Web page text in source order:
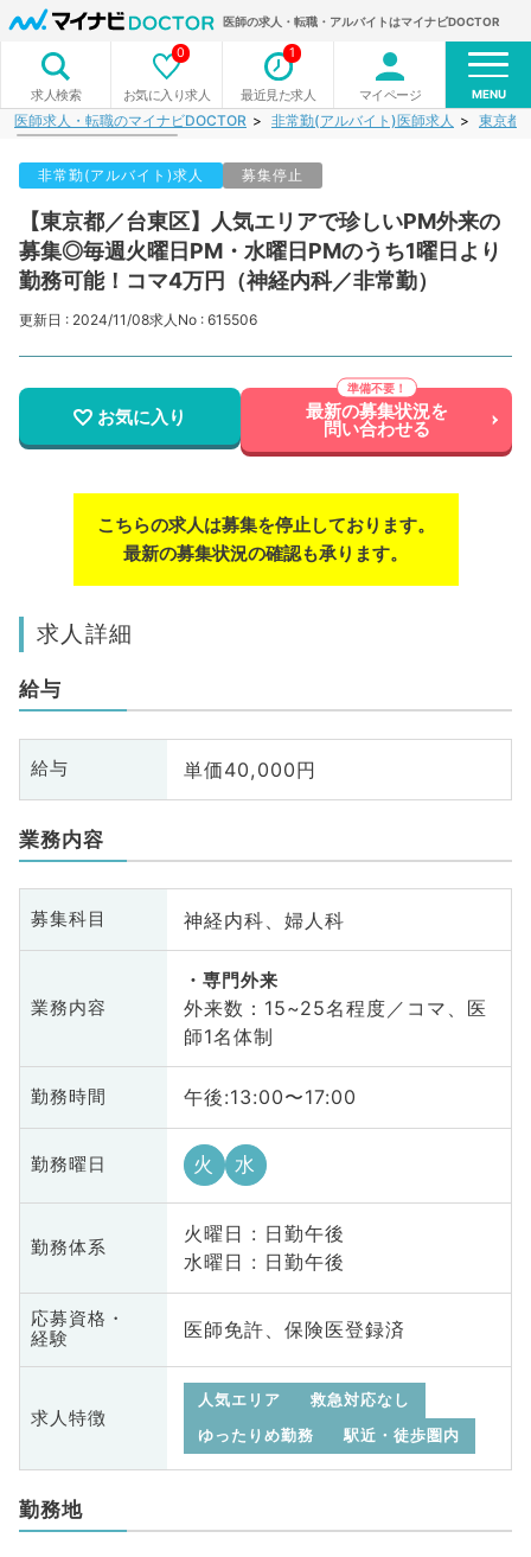
医師の求人・転職・アルバイトはマイナビDOCTOR
求人検索 お気に入り求人
0
最近見た求人
1
マイページ MENU
医師求人・転職のマイナビDOCTOR 非常勤(アルバイト)医師求人 東京都
非常勤(アルバイト)求人 募集停止
【東京都／台東区】人気エリアで珍しいPM外来の
募集◎毎週火曜日PM・水曜日PMのうち1曜日より
勤務可能！コマ4万円（神経内科／非常勤）
更新日 : 2024/11/08求人No : 615506
お気に入り 最新の募集状況を
問い合わせる
こちらの求人は募集を停止しております。
最新の募集状況の確認も承ります。
求人詳細
給与
給与 単価40,000円
業務内容
募集科目 神経内科、婦人科
業務内容
専門外来
外来数：15~25名程度／コマ、医
師1名体制
勤務時間 午後:13:00〜17:00
勤務曜日 火 水
勤務体系
火曜日 : 日勤午後
水曜日 : 日勤午後
応募資格・
経験
医師免許、保険医登録済
求人特徴
人気エリア
救急対応なし
ゆったりめ勤務
駅近・徒歩圏内
勤務地